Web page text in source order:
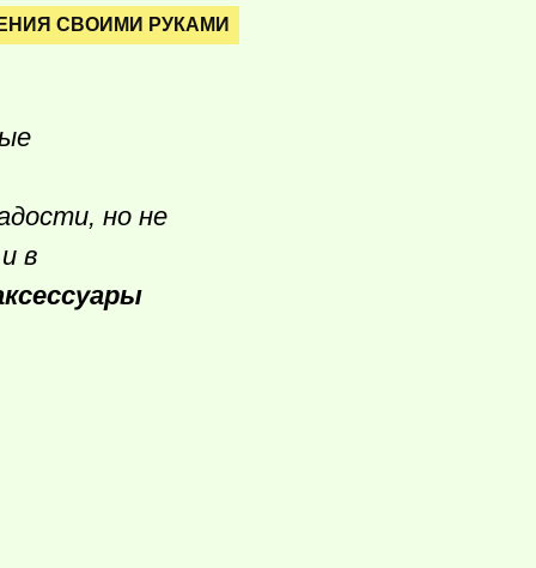
СВОИМИ РУКАМИ
но не
в